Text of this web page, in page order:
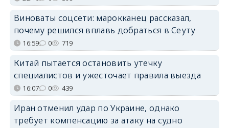
Виноваты соцсети: марокканец рассказал,
почему решился вплавь добраться в Сеуту
16:59 0 719
Китай пытается остановить утечку
специалистов и ужесточает правила выезда
16:07 0 439
Иран отменил удар по Украине, однако
требует компенсацию за атаку на судно